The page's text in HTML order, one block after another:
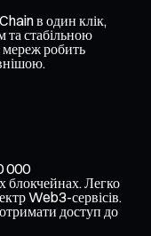
в один клік,
стабільною
робить
000
блокчейнах. Легко
Web3-сервісів.
доступ до